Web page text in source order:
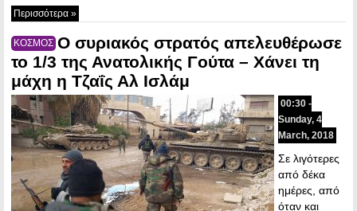
Περισσότερα »
ΚΟΣΜΟΣ Ο συριακός στρατός απελευθέρωσε
το 1/3 της Ανατολικής Γούτα – Χάνει τη
μάχη η Τζαΐς Αλ Ισλάμ
00:30 -
Sunday, 4
March, 2018
Σε λιγότερες
από δέκα
ημέρες, από
όταν και